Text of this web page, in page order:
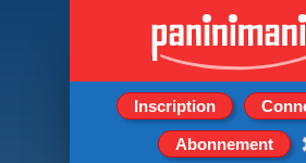
Inscription
Abonnement